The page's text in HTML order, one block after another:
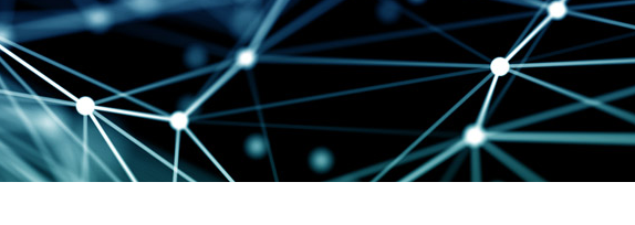
청소년 DB
청소년 관련기사